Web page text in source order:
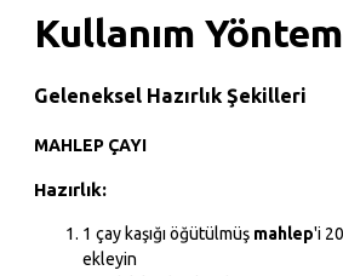
Kullanım
Geleneksel Hazırlık Şekilleri
MAHLEP ÇAYI
Hazırlık:
1 çay kaşığı öğütülmüş mahlep'i
ekleyin